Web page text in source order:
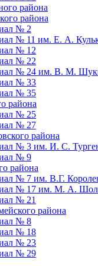
района
района
№ 2
№ 11 им. Е. А.
№ 12
№ 22
№ 24 им. В. М.
№ 33
№ 35
района
№ 25
№ 27
района
№ 3 им. И. С.
№ 9
района
№ 7 им. В.Г.
№ 17 им. М. А.
№ 21
района
№ 8
№ 18
№ 23
№ 29